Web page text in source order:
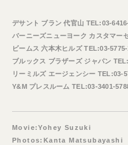
デサント ブラン 代官山 TEL:03-
バーニーズニューヨーク カスタマー
ビームス 六本木ヒルズ TEL:03-
ブルックス ブラザーズ ジャパン
リーミルズ エージェンシー TEL:03-
Y&M プレスルーム TEL:03-3401-
Movie:Yohey Suzuki
Photos:Kanta Matsubayashi